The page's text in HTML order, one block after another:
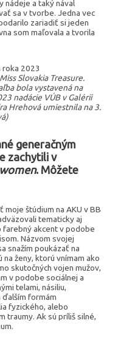
nádeje a taký nával
sa v tvorbe. Jedna vec
zariadiť si jeden
som maľovala a tvorila
Slovakia Treasure.
bola vystavená na
nadácie VÚB v Galérii
Hrehová umiestnila na 3.
generačným
zachytili v
. Môžete
štúdium na AKU v BB
tematicky aj
farebný akcent v podobe
Názvom svojej
snažím poukázať na
ženy, ktorú vnímam ako
skutočných vojen mužov,
v podobe sociálnej a
telami, násiliu,
ďalším formám
fyzického, alebo
traumy. Ak sú príliš silné,